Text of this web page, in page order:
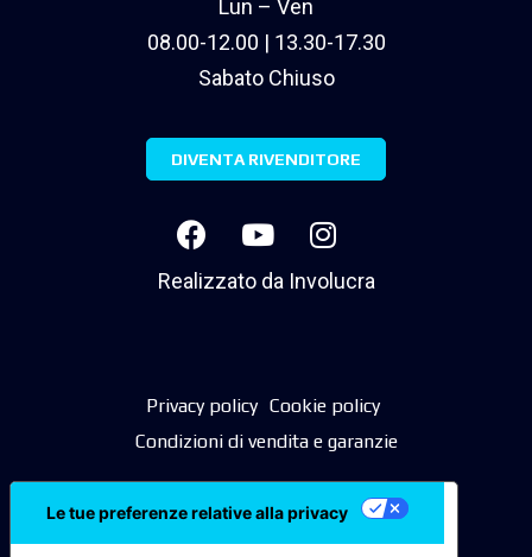
Lun – Ven
08.00-12.00 | 13.30-17.30
Sabato Chiuso
DIVENTA RIVENDITORE
Realizzato da Involucra
Privacy policy Cookie policy
Condizioni di vendita e garanzie
Le tue preferenze relative alla privacy